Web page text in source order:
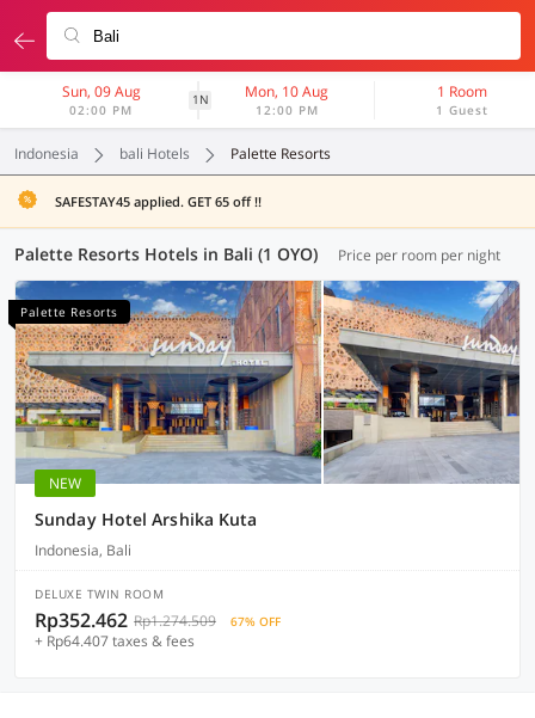
Sun, 09 Aug
02:00 PM
1N Mon, 10 Aug
12:00 PM
1 Room
1 Guest
Indonesia bali Hotels Palette Resorts
SAFESTAY45 applied. GET 65 off !!
Palette Resorts Hotels in Bali (1 OYO) Price per room per night
Palette Resorts
NEW
Sunday Hotel Arshika Kuta
Indonesia, Bali
DELUXE TWIN ROOM
Rp352.462 Rp1.274.509 67% OFF
+ Rp64.407 taxes & fees